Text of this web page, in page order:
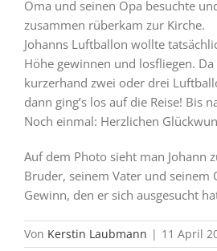
Oma und seinen Opa besuchte
zusammen rüberkam zur Kirche.
Johanns Luftballon wollte
Höhe gewinnen und losfliegen. Da
kurzerhand zwei oder drei
dann ging’s los auf die Reise! Bis
Noch einmal: Herzlichen
Auf dem Photo sieht man Johann
Bruder, seinem Vater und seinem
Gewinn, den er sich ausgesucht
Von Kerstin Laubmann | 11 April